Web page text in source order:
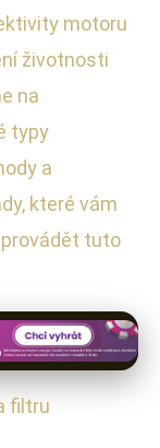
motoru
životnosti
na
typy
a
které vám
tuto
filtru